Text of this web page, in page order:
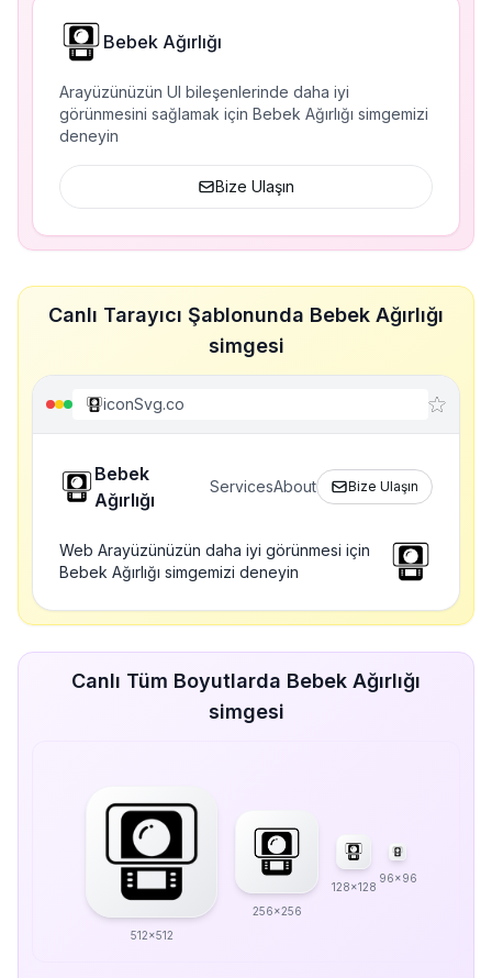
Bebek Ağırlığı
Arayüzünüzün UI bileşenlerinde daha iyi
görünmesini sağlamak için Bebek Ağırlığı simgemizi
deneyin
Bize Ulaşın
Canlı Tarayıcı Şablonunda Bebek Ağırlığı
simgesi
iconSvg.co
Bebek
Ağırlığı
ServicesAbout Bize Ulaşın
Web Arayüzünüzün daha iyi görünmesi için
Bebek Ağırlığı simgemizi deneyin
Canlı Tüm Boyutlarda Bebek Ağırlığı
simgesi
512x512
256x256
128x128
96x96